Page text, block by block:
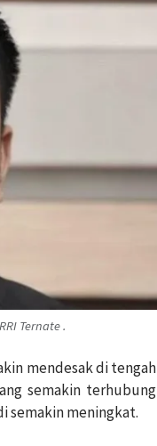
Ternate .
mendesak di tengah
semakin terhubung
semakin meningkat.